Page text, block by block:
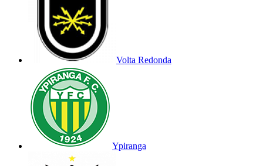
Volta Redonda
Ypiranga